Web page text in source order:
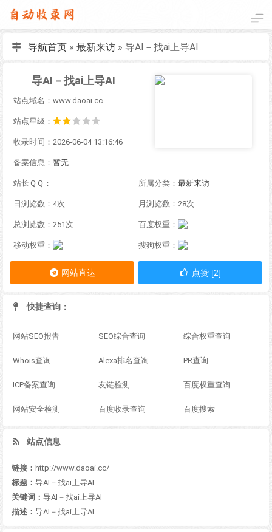
导航首页» 最新来访» 导AI－找ai上导AI
导AI－找ai上导AI
站点域名：www.daoai.cc
站点星级：
收录时间：2026-06-04 13:16:46
备案信息： 暂无
站长ＱＱ： 所属分类： 最新来访
日浏览数：4次 月浏览数：28次
总浏览数：251次 百度权重：
移动权重： 搜狗权重：
网站直达 点赞 [2]
快捷查询：
网站SEO报告 SEO综合查询 综合权重查询
Whois查询 Alexa排名查询 PR查询
ICP备案查询 友链检测 百度权重查询
网站安全检测 百度收录查询 百度搜索
站点信息
链接： http://www.daoai.cc/
标题： 导AI－找ai上导AI
关键词： 导AI－找ai上导AI
描述： 导AI－找ai上导AI